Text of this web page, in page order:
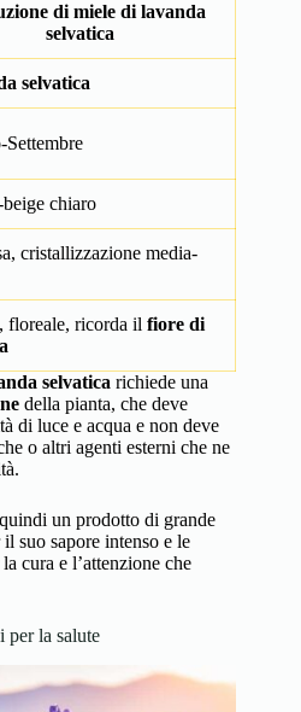
di miele di lavanda
selvatica
selvatica
chiaro
cristallizzazione media-
floreale, ricorda il fiore di
selvatica richiede una
della pianta, che deve
di luce e acqua e non deve
o altri agenti esterni che ne
un prodotto di grande
suo sapore intenso e le
cura e l’attenzione che
per la salute